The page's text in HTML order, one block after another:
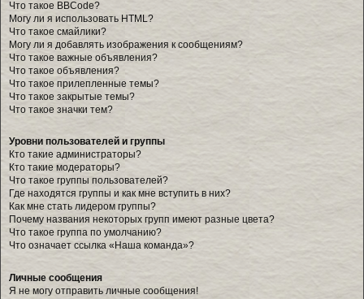
Что такое BBCode?
Могу ли я использовать HTML?
Что такое смайлики?
Могу ли я добавлять изображения к сообщениям?
Что такое важные объявления?
Что такое объявления?
Что такое прилепленные темы?
Что такое закрытые темы?
Что такое значки тем?
Уровни пользователей и группы
Кто такие администраторы?
Кто такие модераторы?
Что такое группы пользователей?
Где находятся группы и как мне вступить в них?
Как мне стать лидером группы?
Почему названия некоторых групп имеют разные цвета?
Что такое группа по умолчанию?
Что означает ссылка «Наша команда»?
Личные сообщения
Я не могу отправить личные сообщения!